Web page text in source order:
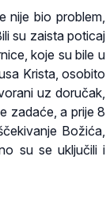
nije bio problem,
su zaista poticaj
koje su bile u
Krista, osobito
uz doručak,
zadaće, a prije 8
Božića,
su se uključili i